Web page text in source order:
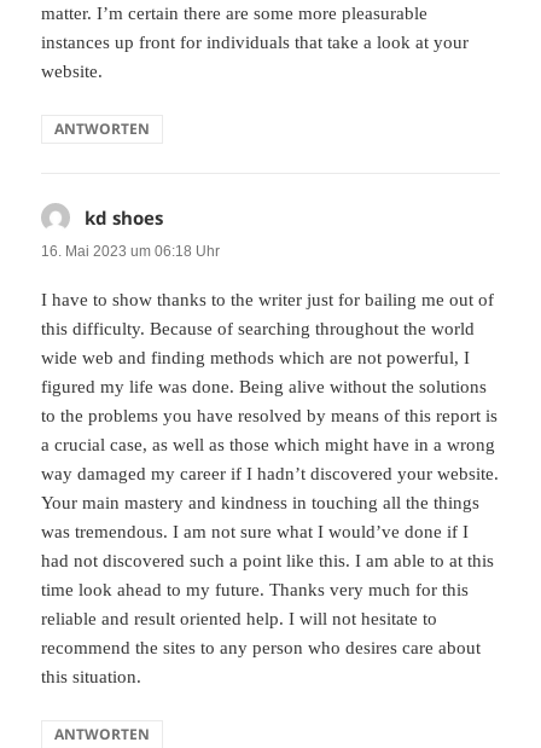
matter. I’m certain there are some more pleasurable
instances up front for individuals that take a look at your
website.
ANTWORTEN
kd shoes
16. Mai 2023 um 06:18 Uhr
I have to show thanks to the writer just for bailing me out of
this difficulty. Because of searching throughout the world
wide web and finding methods which are not powerful, I
figured my life was done. Being alive without the solutions
to the problems you have resolved by means of this report is
a crucial case, as well as those which might have in a wrong
way damaged my career if I hadn’t discovered your website.
Your main mastery and kindness in touching all the things
was tremendous. I am not sure what I would’ve done if I
had not discovered such a point like this. I am able to at this
time look ahead to my future. Thanks very much for this
reliable and result oriented help. I will not hesitate to
recommend the sites to any person who desires care about
this situation.
ANTWORTEN